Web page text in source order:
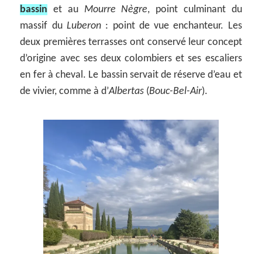
bassin et au Mourre Nègre, point culminant du
massif du Luberon: point de vue enchanteur. Les
deux premières terrasses ont conservé leur concept
d’origine avec ses deux colombiers et ses escaliers
en fer à cheval. Le bassin servait de réserve d’eau et
de vivier, comme à d’Albertas (Bouc-Bel-Air).